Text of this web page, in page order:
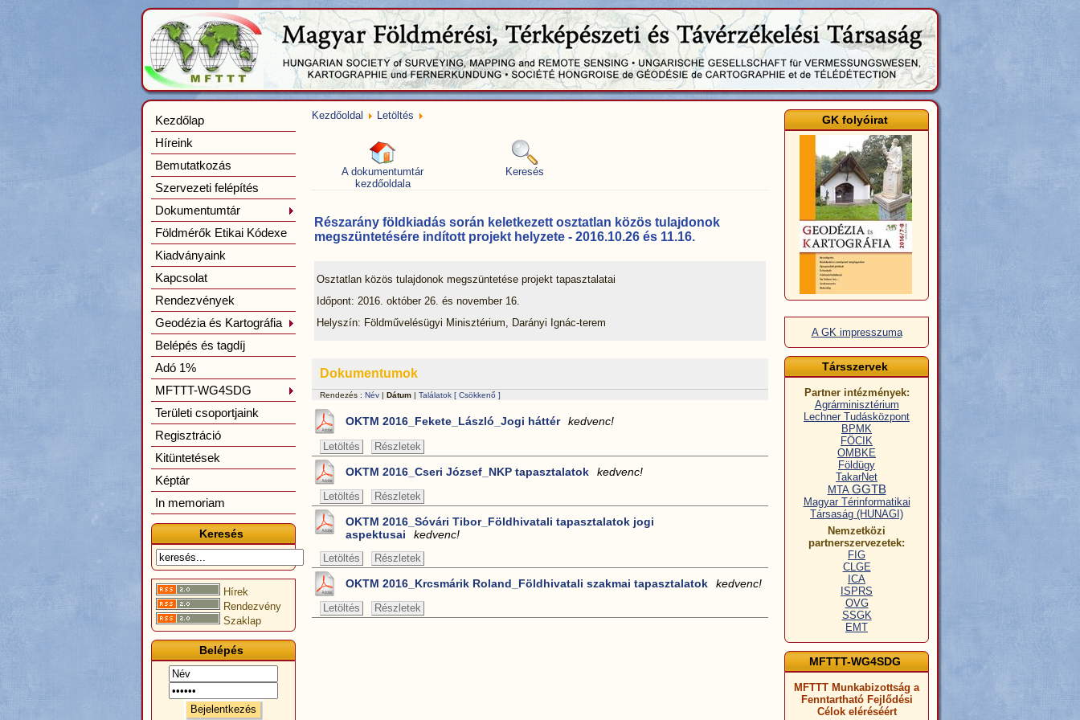
Kezdőlap
Híreink
Bemutatkozás
Szervezeti felépítés
Dokumentumtár
Földmérők Etikai Kódexe
Kiadványaink
Kapcsolat
Rendezvények
Geodézia és Kartográfia
Belépés és tagdíj
Adó 1%
MFTTT-WG4SDG
Területi csoportjaink
Regisztráció
Kitüntetések
Képtár
In memoriam
Keresés
Hírek
Rendezvény
Szaklap
Belépés
Kezdőoldal Letöltés
A dokumentumtár
kezdőoldala
Keresés
Részarány földkiadás során keletkezett osztatlan közös tulajdonok
megszüntetésére indított projekt helyzete - 2016.10.26 és 11.16.
Osztatlan közös tulajdonok megszüntetése projekt tapasztalatai
Időpont: 2016. október 26. és november 16.
Helyszín: Földművelésügyi Minisztérium, Darányi Ignác-terem
Dokumentumok
Rendezés : Név | Dátum | Találatok [ Csökkenő ]
OKTM 2016_Fekete_László_Jogi háttér kedvenc!
Letöltés Részletek
OKTM 2016_Cseri József_NKP tapasztalatok kedvenc!
Letöltés Részletek
OKTM 2016_Sóvári Tibor_Földhivatali tapasztalatok jogi
aspektusai
kedvenc!
Letöltés Részletek
OKTM 2016_Krcsmárik Roland_Földhivatali szakmai tapasztalatok kedvenc!
Letöltés Részletek
GK folyóirat
A GK impresszuma
Társszervek
Partner intézmények:
Agrárminisztérium
Lechner Tudásközpont
BPMK
FÖCIK
OMBKE
Földügy
TakarNet
MTA GGTB
Magyar Térinformatikai
Társaság (HUNAGI)
Nemzetközi
partnerszervezetek:
FIG
CLGE
ICA
ISPRS
OVG
SSGK
EMT
MFTTT-WG4SDG
MFTTT Munkabizottság a
Fenntartható Fejlődési
Célok eléréséért